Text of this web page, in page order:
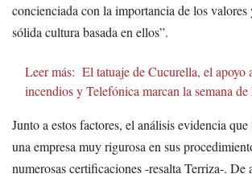
concienciada con la importancia de los valores
sólida cultura basada en ellos”.
Leer más: El tatuaje de Cucurella, el apoyo
incendios y Telefónica marcan la semana
Junto a estos factores, el análisis evidencia
una empresa muy rigurosa en sus
numerosas certificaciones -resalta Terriza-. De